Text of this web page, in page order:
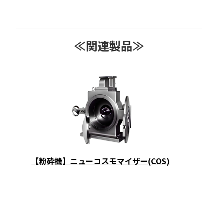
≪関連製品≫
【粉砕機】ニューコスモマイザー(COS)